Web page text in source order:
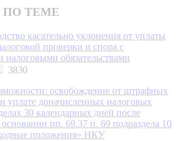
ТЕМЕ
касательно уклонения от уплаты
проверки и спора с
обязательствами
3830
освобождение от штрафных
уплате доначисленных налоговых
30 календарных дней после
пп. 69.37 п. 69 подраздела 10
положения» НКУ